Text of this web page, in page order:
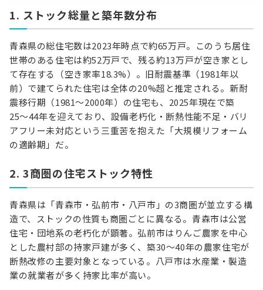
1. ストック総量と築年数分布
青森県の総住宅数は2023年時点で約65万戸。このうち居住
世帯のある住宅は約52万戸で、残る約13万戸が空き家とし
て存在する（空き家率18.3%）。旧耐震基準（1981年以
前）で建てられた住宅は全体の20%超と推定される。新耐
震移行期（1981〜2000年）の住宅も、2025年現在で築
25〜44年を迎えており、設備老朽化・断熱性能不足・バリ
アフリー未対応という三重苦を抱えた「大規模リフォーム
の適齢期」だ。
2. 3商圏の住宅ストック特性
青森県は「青森市・弘前市・八戸市」の3商圏が並立する構
造で、ストックの性質も商圏ごとに異なる。青森市は公営
住宅・団地系の老朽化が顕著。弘前市はりんご農家を中心
とした農村部の持家戸建が多く、築30〜40年の農家住宅が
断熱改修の主要対象となっている。八戸市は水産業・製造
業の就業者が多く持家比率が高い。